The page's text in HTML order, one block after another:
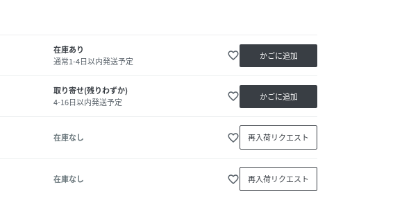
在庫あり
通常1-4日以内発送予定
favorite_border かごに追加
取り寄せ(残りわずか)
4-16日以内発送予定
favorite_border かごに追加
在庫なし favorite_border 再入荷リクエスト
在庫なし favorite_border 再入荷リクエスト